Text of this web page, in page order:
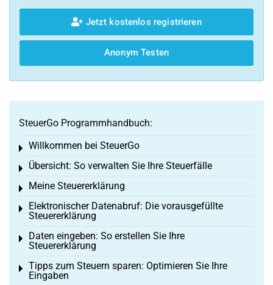
Jetzt kostenlos registrieren
Anonym Testen
SteuerGo Programmhandbuch:
Willkommen bei SteuerGo
Toggle menu
Übersicht: So verwalten Sie Ihre Steuerfälle
Toggle menu
Meine Steuererklärung
Toggle menu
Elektronischer Datenabruf: Die vorausgefüllte
Steuererklärung
Toggle menu
Daten eingeben: So erstellen Sie Ihre
Steuererklärung
Toggle menu
Tipps zum Steuern sparen: Optimieren Sie Ihre
Eingaben
Toggle menu